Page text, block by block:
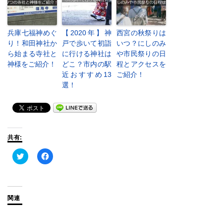
兵庫七福神めぐ
り！和田神社か
ら始まる寺社と
神様をご紹介！
【2020年】神
戸で歩いて初詣
に行ける神社は
どこ？市内の駅
近おすすめ13
選！
西宮の秋祭りは
いつ？にしのみ
や市民祭りの日
程とアクセスを
ご紹介！
共有:
ク
リ
Facebook
で
関連